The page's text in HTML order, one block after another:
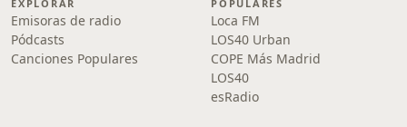
EXPLORAR
Emisoras de radio
Pódcasts
Canciones Populares
POPULARES
Loca FM
LOS40 Urban
COPE Más Madrid
LOS40
esRadio